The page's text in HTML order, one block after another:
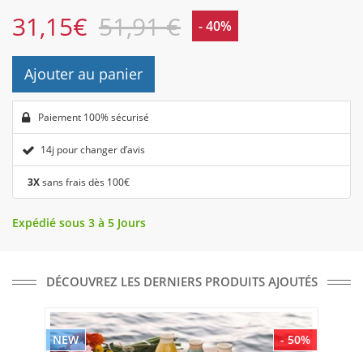
31,15€ 51,91 € - 40%
Ajouter au panier
Paiement 100% sécurisé
14j pour changer d’avis
3Xsans frais dès 100€
Expédié sous 3 à 5 Jours
DÉCOUVREZ LES DERNIERS PRODUITS AJOUTÉS
- 50%
NEW